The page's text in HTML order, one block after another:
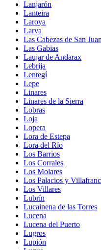
Lanjarón
Lanteira
Laroya
Larva
Las Cabezas de San Juan
Las Gabias
Laujar de Andarax
Lebrija
Lentegí
Lepe
Linares
Linares de la Sierra
Lobras
Loja
Lopera
Lora de Estepa
Lora del Río
Los Barrios
Los Corrales
Los Molares
Los Palacios y
Los Villares
Lubrín
Lucainena de las Torres
Lucena
Lucena del Puerto
Lugros
Lupión